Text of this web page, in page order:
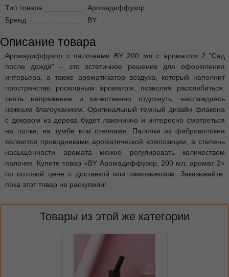
Тип товара
Аромадиффузор
Бренд
BY
Описание товара
Аромадиффузор с палочками BY 200 мл с ароматом 2 "Сад
после дождя" – это эстетичное решение для оформления
интерьера, а также ароматизатор воздуха, который наполнит
пространство роскошным ароматом, позволяя расслабиться,
снять напряжение и качественно отдохнуть, наслаждаясь
нежным благоуханием. Оригинальный темный дизайн флакона
с декором из дерева будет лаконично и интересно смотреться
на полке, на тумбе или стеллаже. Палочки из фиброволокна
являются проводниками ароматической композиции, а степень
насыщенности аромата можно регулировать количеством
палочек. Купите товар «BY Аромадиффузор, 200 мл, аромат 2»
по оптовой цене с доставкой или самовывозом. Заказывайте,
пока этот товар не раскупили!
Товары из этой же категории